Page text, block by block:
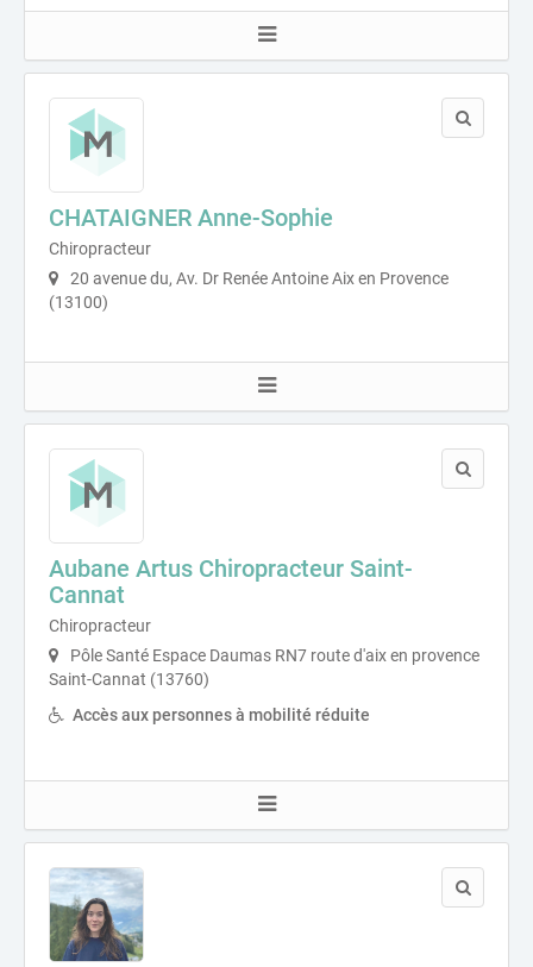
CHATAIGNER Anne-Sophie
Chiropracteur
20 avenue du, Av. Dr Renée Antoine Aix en Provence
(13100)
Aubane Artus Chiropracteur Saint-
Cannat
Chiropracteur
Pôle Santé Espace Daumas RN7 route d'aix en provence
Saint-Cannat (13760)
Accès aux personnes à mobilité réduite